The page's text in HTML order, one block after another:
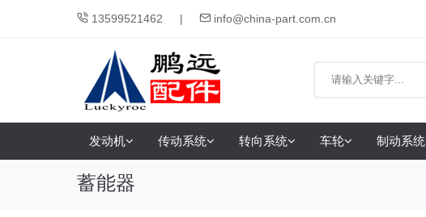
13599521462 info@china-part.com.cn
发动机 传动系统 转向系统 车轮 制动系统
蓄能器